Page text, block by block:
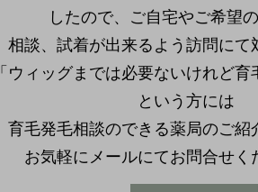
したので、ご自宅やご希望
相談、試着が出来るよう訪問にて
「ウィッグまでは必要ないけれど育
という方には
育毛発毛相談のできる薬局のご紹
お気軽にメールにてお問合せく